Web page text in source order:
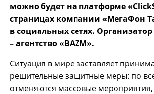
можно будет на платформе
страницах компании «МегаФон
в социальных сетях.
– агентство «BAZM».
Ситуация в мире заставляет
решительные защитные меры: по
отменяются массовые